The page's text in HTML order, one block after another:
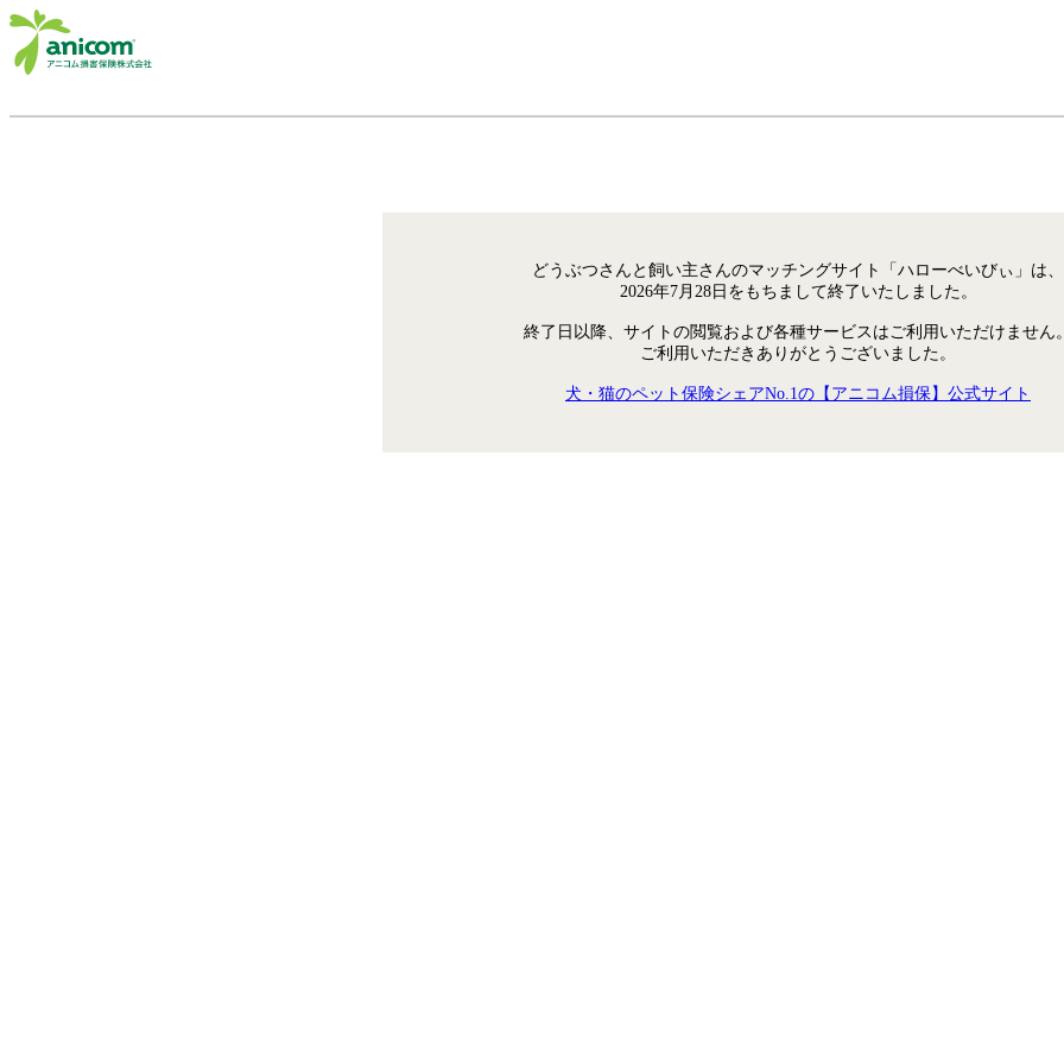
どうぶつさんと飼い主さんのマッチングサイト「ハローべいびぃ」は、
2026年7月28日をもちまして終了いたしました。
終了日以降、サイトの閲覧および各種サービスはご利用いただけません
ご利用いただきありがとうございました。
犬・猫のペット保険シェアNo.1の【アニコム損保】公式サイト